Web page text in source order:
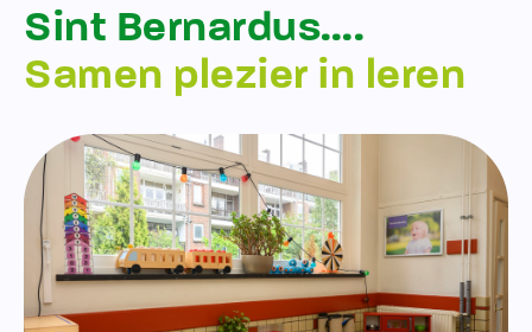
Sint Bernardus….
Samen plezier in leren